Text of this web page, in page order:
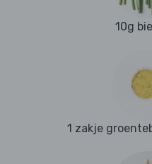
10g
1 zakje